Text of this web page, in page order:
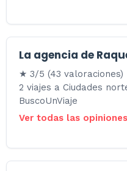
La agencia de
★ 3/5 (43 valoraciones)
2 viajes a Ciudades
BuscoUnViaje
Ver todas las